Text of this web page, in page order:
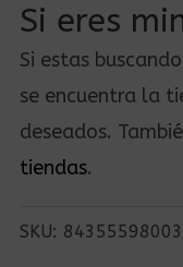
Si eres
Si estas
se encuentra la
deseados.
tiendas.
SKU: